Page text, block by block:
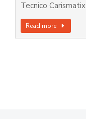
Tecnico Carismatix
Read more